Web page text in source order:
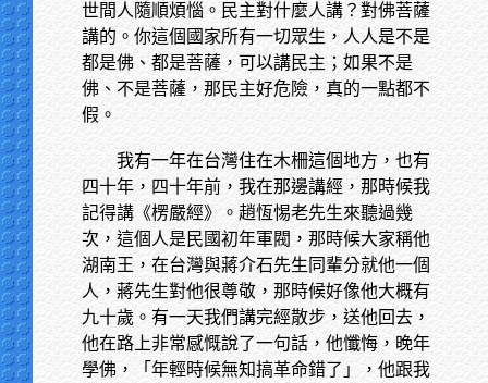
世間人隨順煩惱。民主對什麼人講？對佛菩薩
講的。你這個國家所有一切眾生，人人是不是
都是佛、都是菩薩，可以講民主；如果不是
佛、不是菩薩，那民主好危險，真的一點都不
假。
我有一年在台灣住在木柵這個地方，也有
四十年，四十年前，我在那邊講經，那時候我
記得講《楞嚴經》。趙恆惕老先生來聽過幾
次，這個人是民國初年軍閥，那時候大家稱他
湖南王，在台灣與蔣介石先生同輩分就他一個
人，蔣先生對他很尊敬，那時候好像他大概有
九十歲。有一天我們講完經散步，送他回去，
他在路上非常感慨說了一句話，他懺悔，晚年
學佛，「年輕時候無知搞革命錯了」，他跟我